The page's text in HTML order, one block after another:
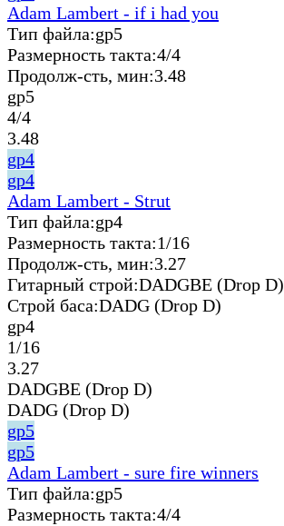
Adam Lambert - if i had you
Тип файла:gp5
Размерность такта:4/4
Продолж-сть, мин:3.48
gp5
4/4
3.48
gp4
gp4
Adam Lambert - Strut
Тип файла:gp4
Размерность такта:1/16
Продолж-сть, мин:3.27
Гитарный строй:DADGBE (Drop D)
Строй баса:DADG (Drop D)
gp4
1/16
3.27
DADGBE (Drop D)
DADG (Drop D)
gp5
gp5
Adam Lambert - sure fire winners
Тип файла:gp5
Размерность такта:4/4